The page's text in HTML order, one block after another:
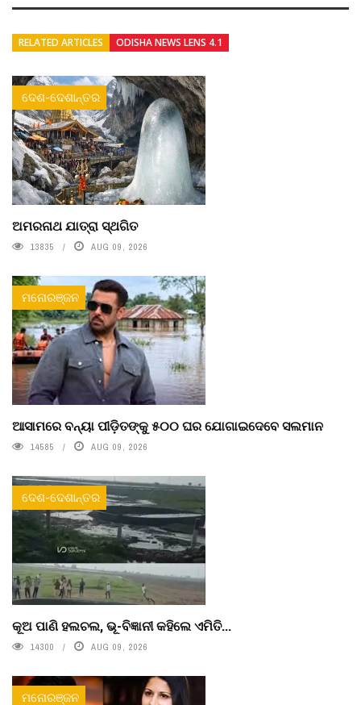
RELATED ARTICLES ODISHA NEWS LENS 4.1
ଦେଶ-ଦେଶାନ୍ତର
ଅମରନାଥ ଯାତ୍ରା ସ୍ଥଗିତ
13835 AUG 09, 2026
ମନୋରଞ୍ଜନ
ଆସାମରେ ବନ୍ୟା ପୀଡ଼ିତଙ୍କୁ ୫୦୦ ଘର ଯୋଗାଇଦେବେ ସଲମାନ
14585 AUG 09, 2026
ଦେଶ-ଦେଶାନ୍ତର
କୂଅ ପାଣି ହଲଚଲ, ଭୂ-ବିଜ୍ଞାନୀ କହିଲେ ଏମିତି...
14300 AUG 09, 2026
ମନୋରଞ୍ଜନ